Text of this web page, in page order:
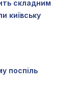
складним
київську
поспіль